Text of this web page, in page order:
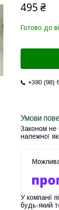
495 ₴
Готово до
+380 (98)
Законом не
належної
У компанії
будь-який